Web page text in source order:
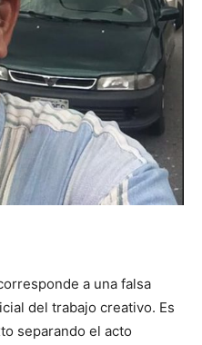
a una falsa
del trabajo creativo. Es
separando el acto